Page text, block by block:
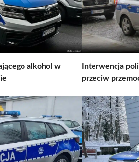
alkohol w
Interwencja
przeciw